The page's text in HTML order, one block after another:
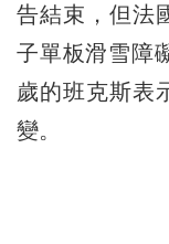
告結束，但法
子單板滑雪障
歲的班克斯表
變。